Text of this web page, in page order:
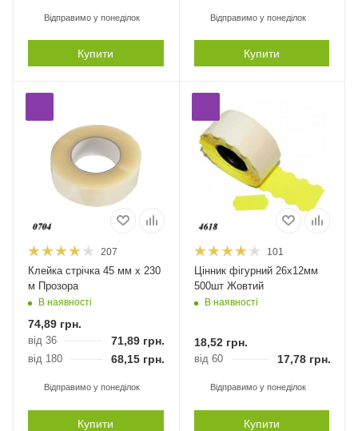
Відправимо у понеділок
Купити
Відправимо у понеділок
Купити
207
Клейка стрічка 45 мм х 230
м Прозора
В наявності
74,89 грн.
від 36 71,89 грн.
від 180 68,15 грн.
Відправимо у понеділок
Купити
101
Цінник фігурний 26х12мм
500шт Жовтий
В наявності
18,52грн.
від 60 17,78грн.
Відправимо у понеділок
Купити